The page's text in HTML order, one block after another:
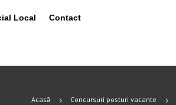
Local Contact
Acasă 5 Concursuri posturi vacante 5